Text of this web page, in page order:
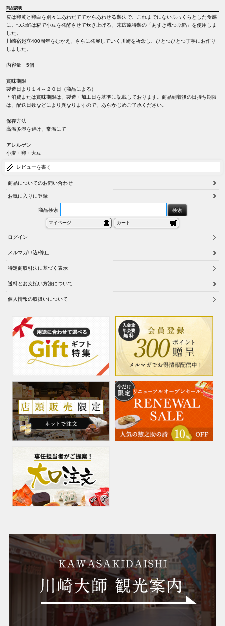
商品説明
皮は卵黄と卵白を別々にあわだててからあわせる製法で、これまでにないふっくらとした食感
に。つぶ餡は糀で小豆を発酵させて炊き上げる、末広庵特製の「あずき糀つぶ餡」を使用しま
した。
川崎宿起立400周年をむかえ、さらに発展していく川崎を祈念し、ひとつひとつ丁寧にお作り
しました。
内容量 5個
賞味期限
製造日より１４～２０日（商品による）
＊消費または賞味期限は、製造・加工日を基準に記載しております。商品到着後の日持ち期限
は、配送日数などにより異なりますので、あらかじめご了承ください。
保存方法
高温多湿を避け、常温にて
アレルゲン
小麦・卵・大豆
レビューを書く
商品についてのお問い合わせ
お気に入りに登録
商品検索
マイページ カート
ログイン
メルマガ申込/停止
特定商取引法に基づく表示
送料とお支払い方法について
個人情報の取扱いについて